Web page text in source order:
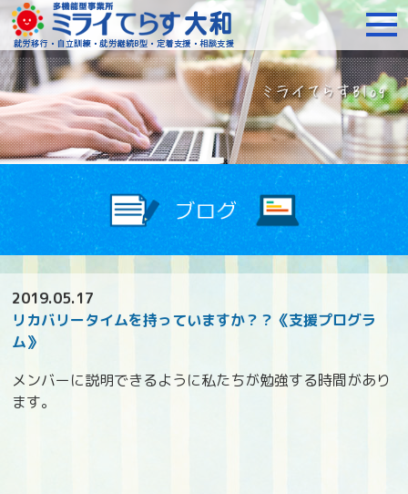
障がいをお持ちの方へ
2019.05.17
リカバリータイムを持っていますか？？《支援プログラ
ム》
メンバーに説明できるように私たちが勉強する時間があり
ます。